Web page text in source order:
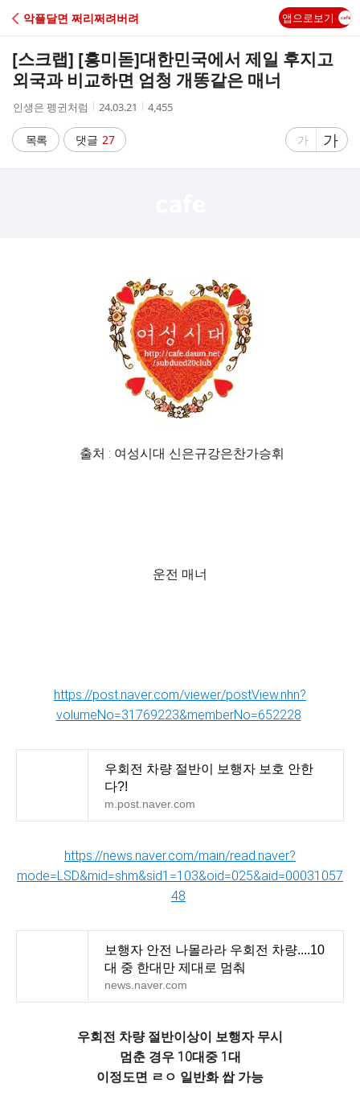
C
A
악플달면 쩌리쩌려버려 앱으로보기
[스크랩] [흥미돋]대한민국에서 제일 후지고
외국과 비교하면 엄청 개똥같은 매너
작
자
인생은 펭귄처럼
작
시
간
24.03.21
조
4,455
목록 댓글 27
글
가
글
자
가
출처 : 여성시대 신은규강은찬가승휘
운전 매너
https://post.naver.com/viewer/postView.nhn?
volumeNo=31769223&memberNo=652228
우회전 차량 절반이 보행자 보호 안한
다?!
m.post.naver.com
https://news.naver.com/main/read.naver?
mode=LSD&mid=shm&sid1=103&oid=025&aid=00031057
48
보행자 안전 나몰라라 우회전 차량....10
대 중 한대만 제대로 멈춰
news.naver.com
우회전 차량 절반이상이 보행자 무시
멈춘 경우 10대중 1대
이정도면 ㄹㅇ 일반화 쌉 가능